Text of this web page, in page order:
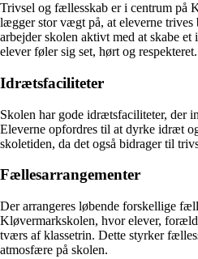
Trivsel og fællesskab er i centrum på
lægger stor vægt på, at eleverne
arbejder skolen aktivt med at skabe
elever føler sig set, hørt og respekteret.
Idrætsfaciliteter
Skolen har gode idrætsfaciliteter, der
Eleverne opfordres til at dyrke idræt
skoletiden, da det også bidrager til
Fællesarrangementer
Der arrangeres løbende forskellige
Kløvermarkskolen, hvor elever,
tværs af klassetrin. Dette styrker
atmosfære på skolen.